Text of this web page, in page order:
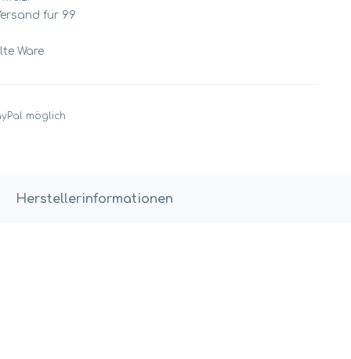
für 99
Ware
möglich
Herstellerinformationen